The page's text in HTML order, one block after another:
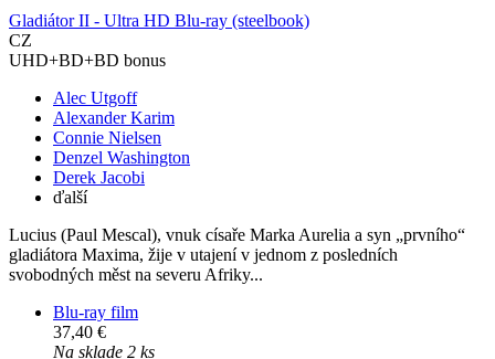
Gladiátor II - Ultra HD Blu-ray (steelbook)
CZ
UHD+BD+BD bonus
Alec Utgoff
Alexander Karim
Connie Nielsen
Denzel Washington
Derek Jacobi
ďalší
Lucius (Paul Mescal), vnuk císaře Marka Aurelia a syn „prvního“
gladiátora Maxima, žije v utajení v jednom z posledních
svobodných měst na severu Afriky...
Blu-ray film
37,40 €
Na sklade 2 ks